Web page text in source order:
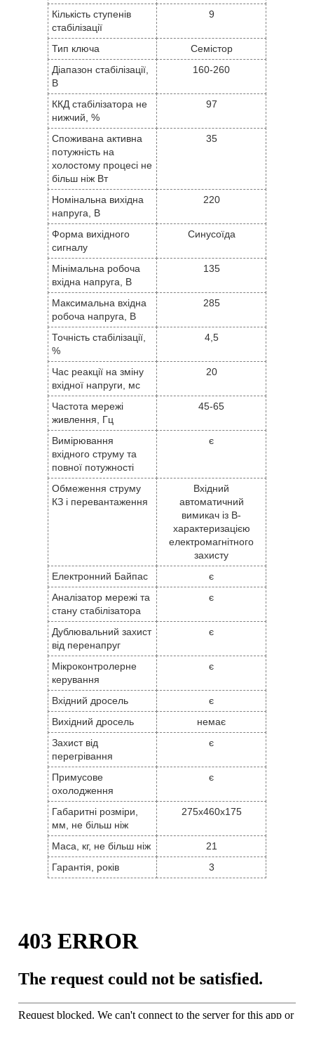
Кількість ступенів
стабілізації
9
Тип ключа
Семістор
Діапазон стабілізації,
В
160-260
ККД стабілізатора не
нижчий, %
97
Споживана активна
потужність на
холостому процесі не
більш ніж Вт
35
Номінальна вихідна
напруга, В
220
Форма вихідного
сигналу
Синусоїда
Мінімальна робоча
вхідна напруга, В
135
Максимальна вхідна
робоча напруга, В
285
Точність стабілізації,
%
4,5
Час реакції на зміну
вхідної напруги, мс
20
Частота мережі
живлення, Гц
45-65
Вимірювання
вхідного струму та
повної потужності
є
Обмеження струму
КЗ і перевантаження
Вхідний
автоматичний
вимикач із B-
характеризацією
електромагнітного
захисту
Електронний Байпас
є
Аналізатор мережі та
стану стабілізатора
є
Дублювальний захист
від перенапруг
є
Мікроконтролерне
керування
є
Вхідний дросель
є
Вихідний дросель
немає
Захист від
перегрівання
є
Примусове
охолодження
є
Габаритні розміри,
мм, не більш ніж
275x460x175
Маса, кг, не більш ніж
21
Гарантія, років
3